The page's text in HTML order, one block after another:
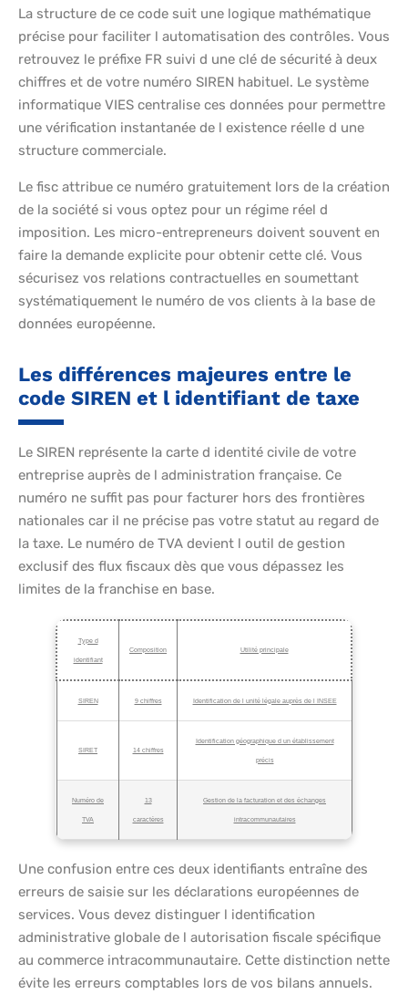
La structure de ce code suit une logique mathématique
précise pour faciliter l automatisation des contrôles. Vous
retrouvez le préfixe FR suivi d une clé de sécurité à deux
chiffres et de votre numéro SIREN habituel. Le système
informatique VIES centralise ces données pour permettre
une vérification instantanée de l existence réelle d une
structure commerciale.
Le fisc attribue ce numéro gratuitement lors de la création
de la société si vous optez pour un régime réel d
imposition. Les micro-entrepreneurs doivent souvent en
faire la demande explicite pour obtenir cette clé. Vous
sécurisez vos relations contractuelles en soumettant
systématiquement le numéro de vos clients à la base de
données européenne.
Les différences majeures entre le
code SIREN et l identifiant de taxe
Le SIREN représente la carte d identité civile de votre
entreprise auprès de l administration française. Ce
numéro ne suffit pas pour facturer hors des frontières
nationales car il ne précise pas votre statut au regard de
la taxe. Le numéro de TVA devient l outil de gestion
exclusif des flux fiscaux dès que vous dépassez les
limites de la franchise en base.
Type d
identifiant
Composition Utilité principale
SIREN 9 chiffres Identification de l unité légale auprès de l INSEE
SIRET 14 chiffres
Identification géographique d un établissement
précis
Numéro de
TVA
13
caractères
Gestion de la facturation et des échanges
intracommunautaires
Une confusion entre ces deux identifiants entraîne des
erreurs de saisie sur les déclarations européennes de
services. Vous devez distinguer l identification
administrative globale de l autorisation fiscale spécifique
au commerce intracommunautaire. Cette distinction nette
évite les erreurs comptables lors de vos bilans annuels.